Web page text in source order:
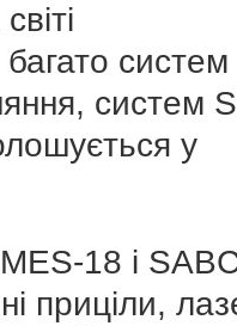
систем
систем
у
18 і
приціли,